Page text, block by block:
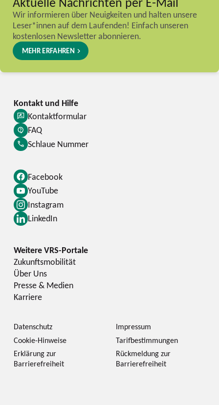
Wir informieren über Neuigkeiten und halten unsere
Leser*innen auf dem Laufenden! Einfach unseren
kostenlosen Newsletter abonnieren.
MEHR ERFAHREN
Facebook
YouTube
Instagram
LinkedIn
Kontaktformular
FAQ
Schlaue Nummer
Zukunftsmobilität
Über Uns
Presse & Medien
Karriere
Datenschutz
Impressum
Cookie-Hinweise
Tarifbestimmungen
Erklärung zur
Barrierefreiheit
Rückmeldung zur
Barrierefreiheit